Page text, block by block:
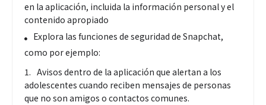
en la aplicación, incluida la información personal y el
contenido apropiado
Explora las funciones de seguridad de Snapchat,
como por ejemplo:
Avisos dentro de la aplicación que alertan a los
adolescentes cuando reciben mensajes de personas
que no son amigos o contactos comunes.